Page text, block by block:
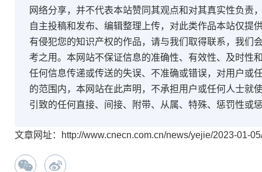
网络分享，并不代表本站赞同其观点和对其真实性负责
自主投稿和发布、编辑整理上传，对此类作品本站仅提
有侵犯您的知识产权的作品，请与我们取得联系，我们
考之用。本网站不保证信息的准确性、有效性、及时性
任何信息传递或传送的失误、不准确或错误，对用户或
的范围内，本网站在此声明，不承担用户或任何人士就
引致的任何直接、间接、附带、从属、特殊、惩罚性或
文章网址：http://www.cnecn.com.cn/news/yejie/2023-01-